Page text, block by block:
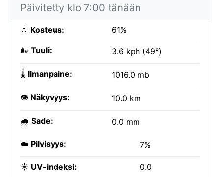
Päivitetty klo 7:00 tänään
💧 Kosteus: 61%
🌬️ Tuuli: 3.6 kph (49°)
🌡️ Ilmanpaine: 1016.0 mb
👁️ Näkyvyys: 10.0 km
🌧️ Sade: 0.0 mm
☁️ Pilvisyys: 7%
☀️ UV-indeksi: 0.0